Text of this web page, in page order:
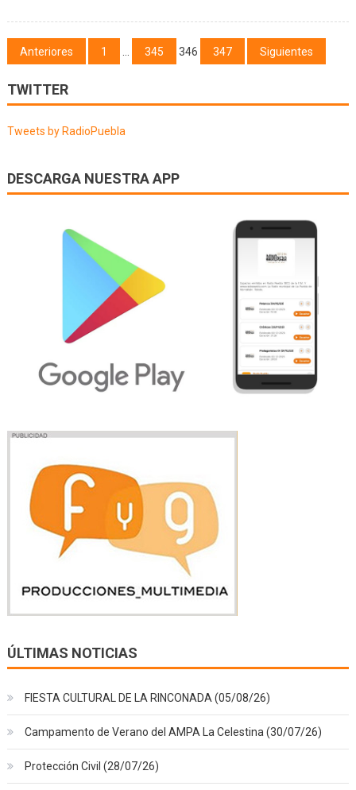
Navegación
de
entradas
Anteriores 1 345 346 347 Siguientes
TWITTER
Tweets by RadioPuebla
DESCARGA NUESTRA APP
ÚLTIMAS NOTICIAS
FIESTA CULTURAL DE LA RINCONADA (05/08/26)
Campamento de Verano del AMPA La Celestina (30/07/26)
Protección Civil (28/07/26)